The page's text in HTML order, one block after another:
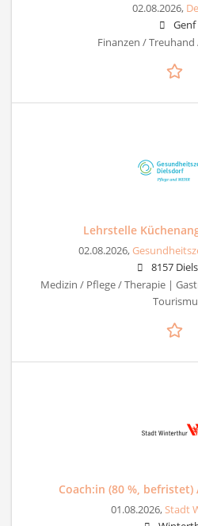
02.08.2026,
Genf
Finanzen /
Lehrstelle
02.08.2026,
8157
Medizin / Pflege / Therapie |
Coach:in (80 %,
01.08.2026,Stadt